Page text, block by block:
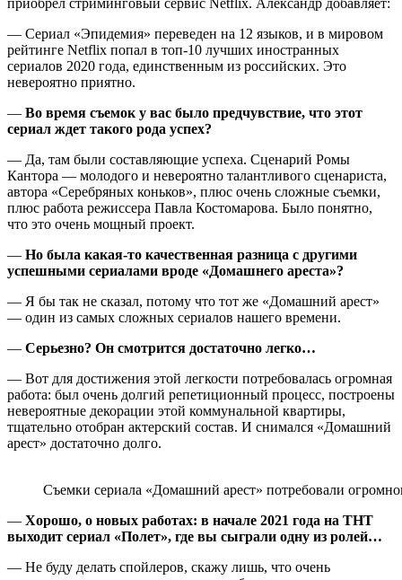
— Сериал «Эпидемия» переведен на 12 языков, и в мировом
рейтинге Netflix попал в топ-10 лучших иностранных
сериалов 2020 года, единственным из российских. Это
невероятно приятно.
— Во время съемок у вас было предчувствие, что этот
сериал ждет такого рода успех?
— Да, там были составляющие успеха. Сценарий Ромы
Кантора — молодого и невероятно талантливого сценариста,
автора «Серебряных коньков», плюс очень сложные съемки,
плюс работа режиссера Павла Костомарова. Было понятно,
что это очень мощный проект.
— Но была какая-то качественная разница с другими
успешными сериалами вроде «Домашнего ареста»?
— Я бы так не сказал, потому что тот же «Домашний арест»
— один из самых сложных сериалов нашего времени.
— Серьезно? Он смотрится достаточно легко…
— Вот для достижения этой легкости потребовалась огромная
работа: был очень долгий репетиционный процесс, построены
невероятные декорации этой коммунальной квартиры,
тщательно отобран актерский состав. И снимался «Домашний
арест» достаточно долго.
Съемки сериала «Домашний арест» потребовали
— Хорошо, о новых работах: в начале 2021 года на ТНТ
выходит сериал «Полет», где вы сыграли одну из ролей…
— Не буду делать спойлеров, скажу лишь, что очень